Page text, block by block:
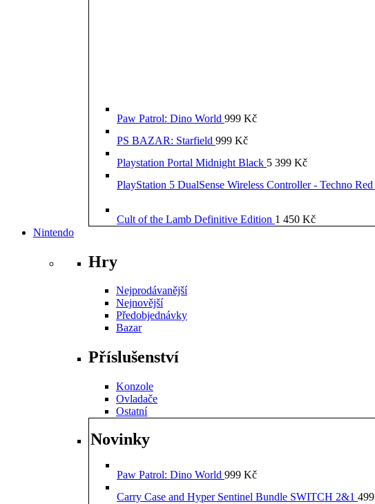
Paw Patrol: Dino World 999 Kč
PS BAZAR: Starfield 999 Kč
Playstation Portal Midnight Black 5 399 Kč
PlayStation 5 DualSense Wireless Controller - Techno Red
Cult of the Lamb Definitive Edition 1 450 Kč
Nintendo
Hry
Nejprodávanější
Nejnovější
Předobjednávky
Bazar
Příslušenství
Konzole
Ovladače
Ostatní
Novinky
Paw Patrol: Dino World 999 Kč
Carry Case and Hyper Sentinel Bundle SWITCH 2&1 499